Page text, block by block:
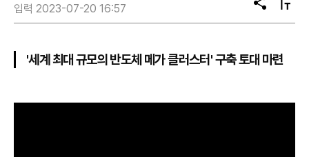
입력 2023-07-20 16:57
공
유
텍
스
'세계 최대 규모의 반도체 메가 클러스터' 구축 토대 마련